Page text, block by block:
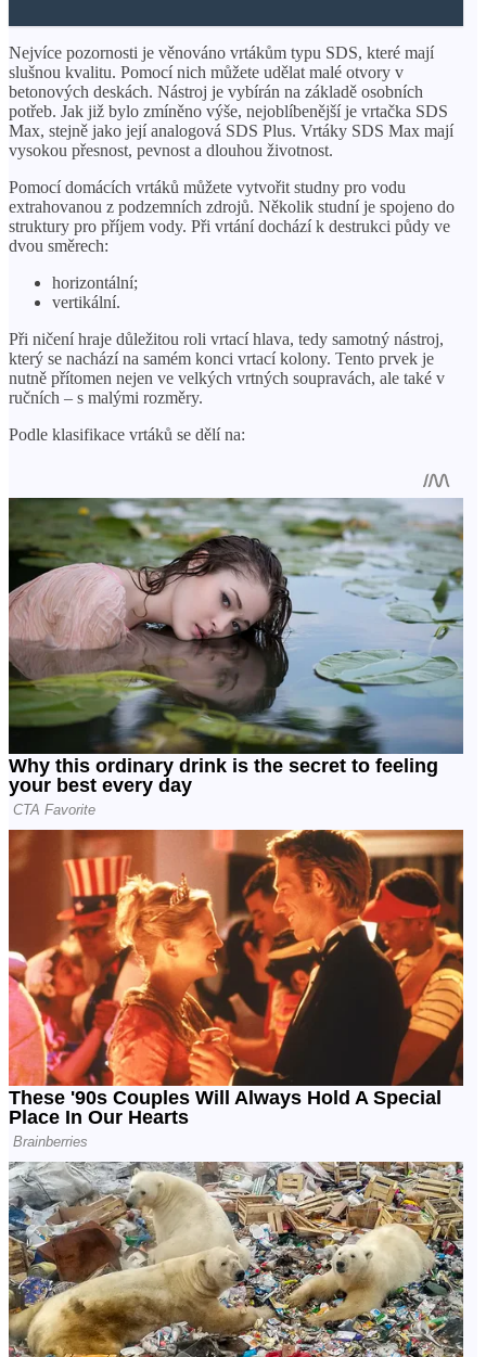
Nejvíce pozornosti je věnováno vrtákům typu SDS, které mají
slušnou kvalitu. Pomocí nich můžete udělat malé otvory v
betonových deskách. Nástroj je vybírán na základě osobních
potřeb. Jak již bylo zmíněno výše, nejoblíbenější je vrtačka SDS
Max, stejně jako její analogová SDS Plus. Vrtáky SDS Max mají
vysokou přesnost, pevnost a dlouhou životnost.
Pomocí domácích vrtáků můžete vytvořit studny pro vodu
extrahovanou z podzemních zdrojů. Několik studní je spojeno do
struktury pro příjem vody. Při vrtání dochází k destrukci půdy ve
dvou směrech:
horizontální;
vertikální.
Při ničení hraje důležitou roli vrtací hlava, tedy samotný nástroj,
který se nachází na samém konci vrtací kolony. Tento prvek je
nutně přítomen nejen ve velkých vrtných soupravách, ale také v
ručních – s malými rozměry.
Podle klasifikace vrtáků se dělí na: